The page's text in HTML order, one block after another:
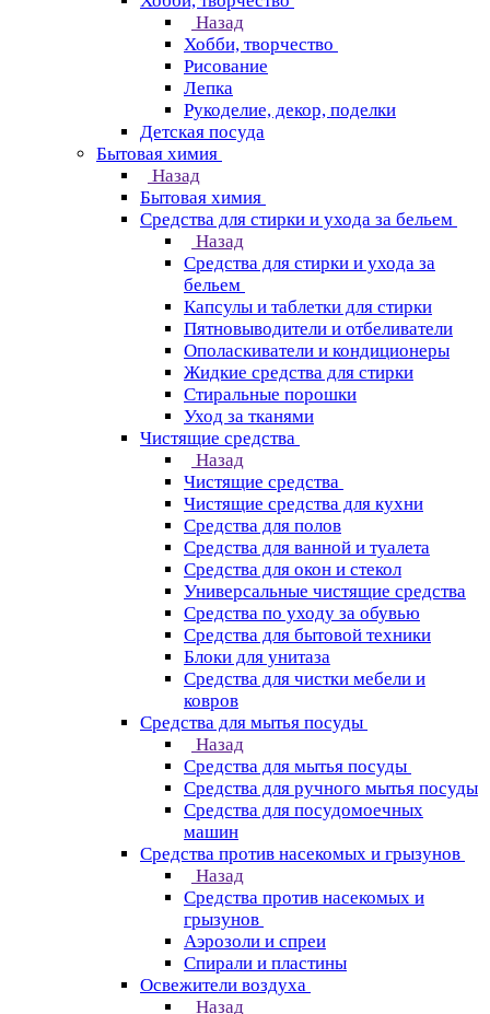
Назад
Хобби, творчество
Рисование
Лепка
Рукоделие, декор, поделки
Детская посуда
Бытовая химия
Назад
Бытовая химия
Средства для стирки и ухода за бельем
Назад
Средства для стирки и ухода за
бельем
Капсулы и таблетки для стирки
Пятновыводители и отбеливатели
Ополаскиватели и кондиционеры
Жидкие средства для стирки
Стиральные порошки
Уход за тканями
Чистящие средства
Назад
Чистящие средства
Чистящие средства для кухни
Средства для полов
Средства для ванной и туалета
Средства для окон и стекол
Универсальные чистящие средства
Средства по уходу за обувью
Средства для бытовой техники
Блоки для унитаза
Средства для чистки мебели и
ковров
Средства для мытья посуды
Назад
Средства для мытья посуды
Средства для ручного мытья посуды
Средства для посудомоечных
машин
Средства против насекомых и грызунов
Назад
Средства против насекомых и
грызунов
Аэрозоли и спреи
Спирали и пластины
Освежители воздуха
Назад